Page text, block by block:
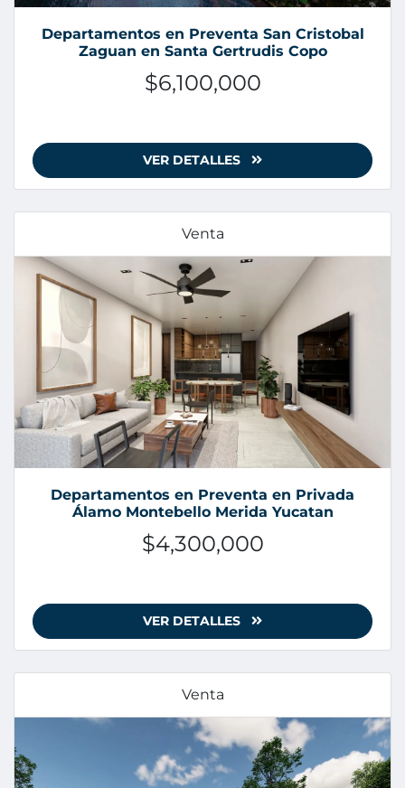
Departamentos en Preventa San Cristobal
Zaguan en Santa Gertrudis Copo
$6,100,000
VER DETALLES
Venta
Departamentos en Preventa en Privada
Álamo Montebello Merida Yucatan
$4,300,000
VER DETALLES
Venta